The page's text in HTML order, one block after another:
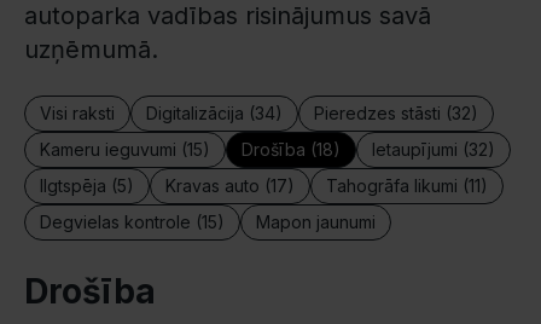
autoparka vadības risinājumus savā
uzņēmumā.
Visi raksti Digitalizācija (34)
Pieredzes stāsti (32)
Kameru ieguvumi (15)
Drošība (18)
Ietaupījumi (32)
Ilgtspēja (5)
Kravas auto (17)
Tahogrāfa likumi (11)
Degvielas kontrole (15)
Mapon jaunumi
Drošība